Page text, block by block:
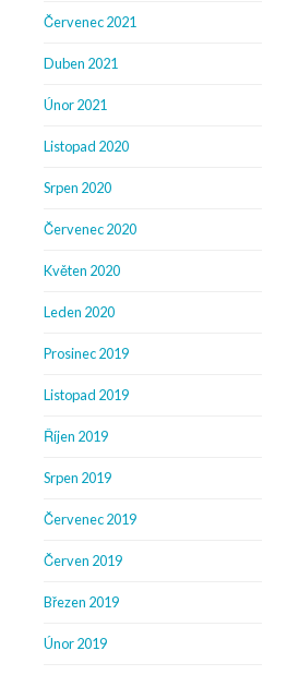
Červenec 2021
Duben 2021
Únor 2021
Listopad 2020
Srpen 2020
Červenec 2020
Květen 2020
Leden 2020
Prosinec 2019
Listopad 2019
Říjen 2019
Srpen 2019
Červenec 2019
Červen 2019
Březen 2019
Únor 2019